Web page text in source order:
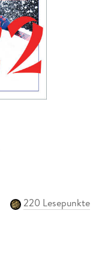
220 Lesepunkte